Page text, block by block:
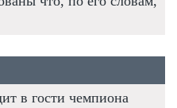
в гости чемпиона